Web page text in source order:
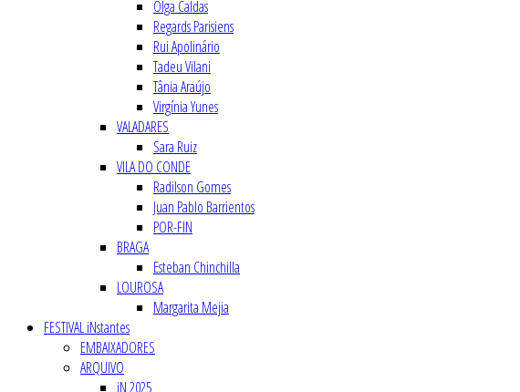
Olga Caldas
Regards Parisiens
Rui Apolinário
Tadeu Vilani
Tânia Araújo
Virgínia Yunes
VALADARES
Sara Ruiz
VILA DO CONDE
Radilson Gomes
Juan Pablo Barrientos
POR-FIN
BRAGA
Esteban Chinchilla
LOUROSA
Margarita Mejia
FESTIVAL iNstantes
EMBAIXADORES
ARQUIVO
iN 2025